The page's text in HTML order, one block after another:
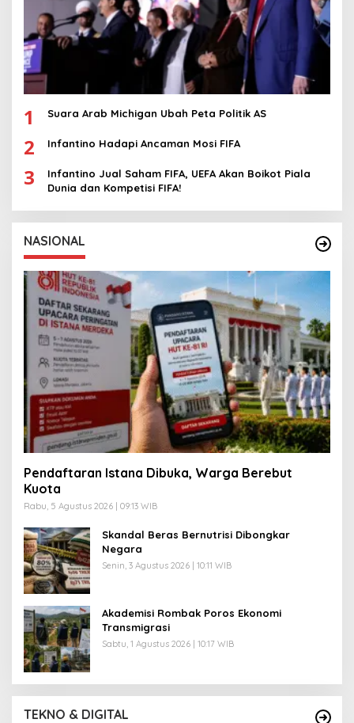
1 Suara Arab Michigan Ubah Peta Politik AS
2 Infantino Hadapi Ancaman Mosi FIFA
3
Infantino Jual Saham FIFA, UEFA Akan Boikot Piala
Dunia dan Kompetisi FIFA!
NASIONAL
Pendaftaran Istana Dibuka, Warga Berebut
Kuota
Rabu, 5 Agustus 2026 | 09:13 WIB
Skandal Beras Bernutrisi Dibongkar
Negara
Senin, 3 Agustus 2026 | 10:11 WIB
Akademisi Rombak Poros Ekonomi
Transmigrasi
Sabtu, 1 Agustus 2026 | 10:17 WIB
TEKNO & DIGITAL